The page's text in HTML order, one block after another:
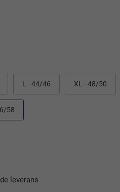
L - 44/46 XL - 48/50
58
leverans